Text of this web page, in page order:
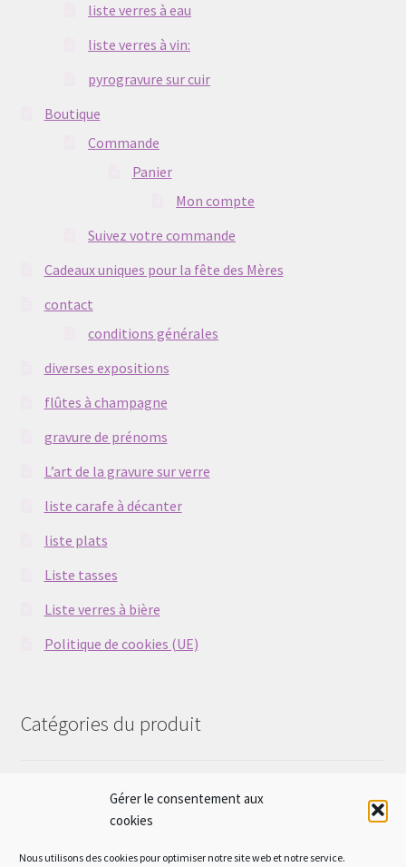
Gérer le consentement aux
cookies
Nous utilisons des cookies pour optimiser notre site web et notre service.
liste verres à eau
liste verres à vin:
pyrogravure sur cuir
Boutique
Commande
Panier
Mon compte
Suivez votre commande
Cadeaux uniques pour la fête des Mères
contact
conditions générales
diverses expositions
flûtes à champagne
gravure de prénoms
L’art de la gravure sur verre
liste carafe à décanter
liste plats
Liste tasses
Liste verres à bière
Politique de cookies (UE)
Catégories du produit
Sélectionner une catégorie